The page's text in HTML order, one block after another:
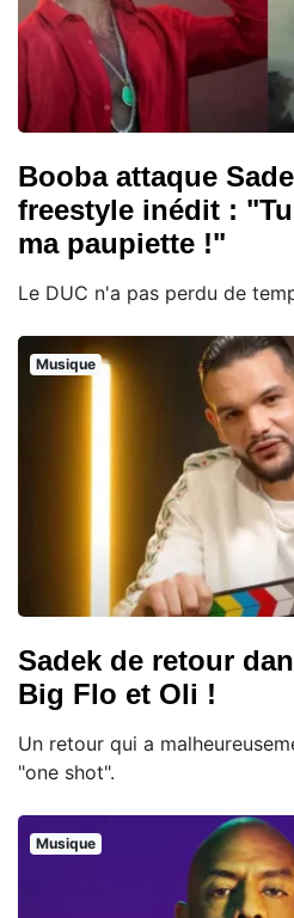
Booba attaque
freestyle inédit :
ma paupiette !"
Le DUC n'a pas perdu de
Musique
Sadek de retour
Big Flo et Oli !
Un retour qui a
"one shot".
Musique